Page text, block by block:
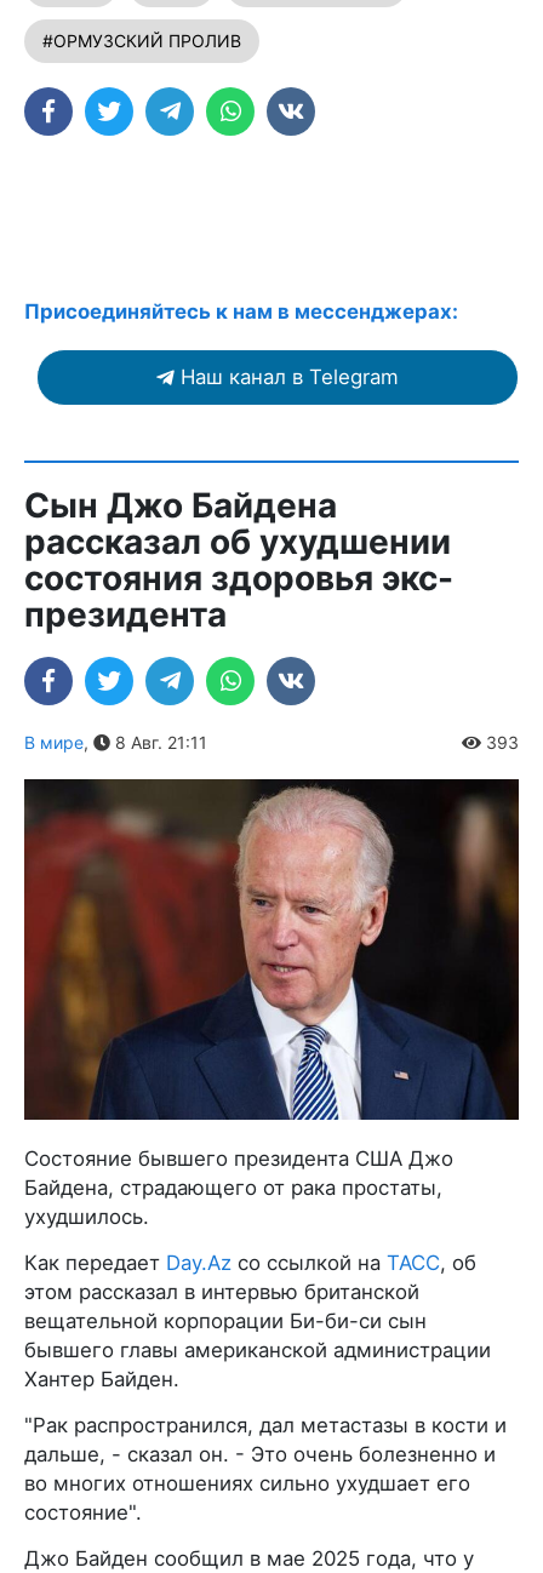
#ОРМУЗСКИЙ ПРОЛИВ
Присоединяйтесь к нам в мессенджерах:
Наш канал в Telegram
Сын Джо Байдена
рассказал об ухудшении
состояния здоровья экс-
президента
В мире, 8 Авг. 21:11 393
Состояние бывшего президента США Джо
Байдена, страдающего от рака простаты,
ухудшилось.
Как передает Day.Az со ссылкой на ТАСС, об
этом рассказал в интервью британской
вещательной корпорации Би-би-си сын
бывшего главы американской администрации
Хантер Байден.
"Рак распространился, дал метастазы в кости и
дальше, - сказал он. - Это очень болезненно и
во многих отношениях сильно ухудшает его
состояние".
Джо Байден сообщил в мае 2025 года, что у